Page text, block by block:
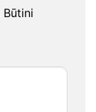
Būtini